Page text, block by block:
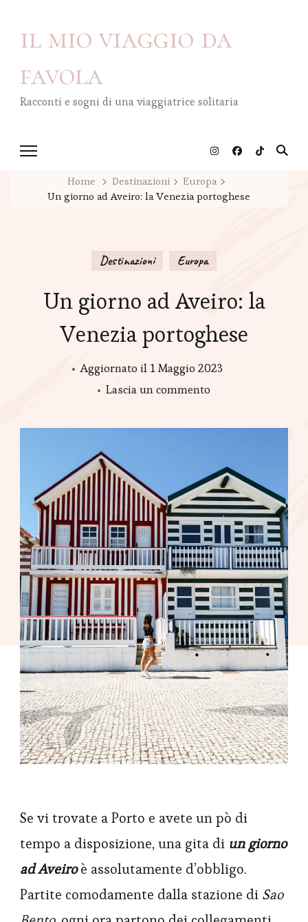
il mio viaggio da
favola
Racconti e sogni di una viaggiatrice solitaria
Home Destinazioni
Europa
Un giorno ad Aveiro: la Venezia portoghese
Destinazioni Europa
Un giorno ad Aveiro: la
Venezia portoghese
Aggiornato il 1 Maggio 2023
Lascia un commento
Se vi trovate a Porto e avete un pò di
tempo a disposizione, una gita di un giorno
ad Aveiroè assolutamente d’obbligo.
Partite comodamente dalla stazione di Sao